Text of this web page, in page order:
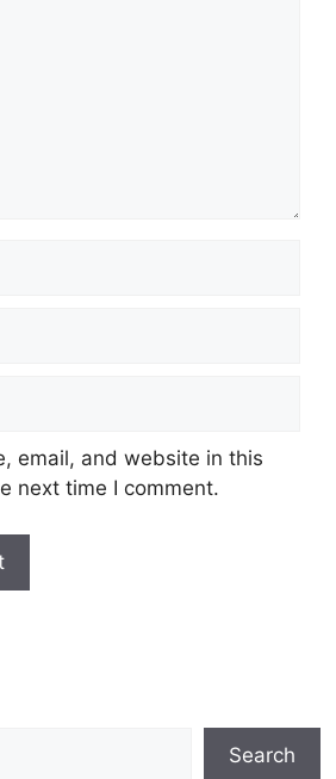
email, and website in this
next time I comment.
Search